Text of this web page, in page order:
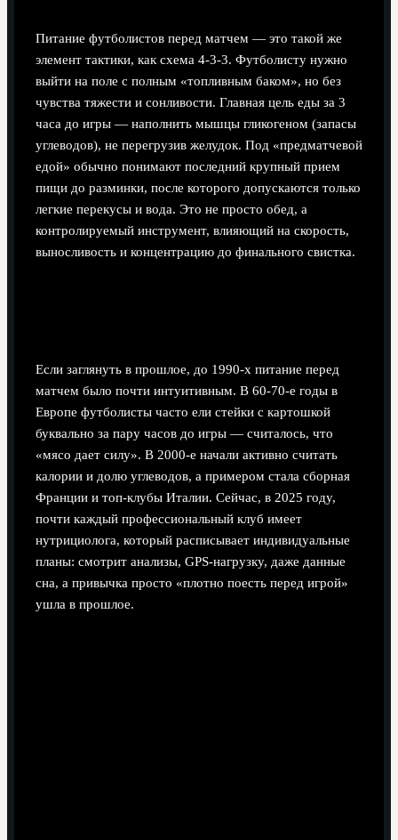
Питание футболистов перед матчем — это такой же
элемент тактики, как схема 4‑3‑3. Футболисту нужно
выйти на поле с полным «топливным баком», но без
чувства тяжести и сонливости. Главная цель еды за 3
часа до игры — наполнить мышцы гликогеном (запасы
углеводов), не перегрузив желудок. Под «предматчевой
едой» обычно понимают последний крупный прием
пищи до разминки, после которого допускаются только
легкие перекусы и вода. Это не просто обед, а
контролируемый инструмент, влияющий на скорость,
выносливость и концентрацию до финального свистка.
Если заглянуть в прошлое, до 1990‑х питание перед
матчем было почти интуитивным. В 60‑70‑е годы в
Европе футболисты часто ели стейки с картошкой
буквально за пару часов до игры — считалось, что
«мясо дает силу». В 2000‑е начали активно считать
калории и долю углеводов, а примером стала сборная
Франции и топ‑клубы Италии. Сейчас, в 2025 году,
почти каждый профессиональный клуб имеет
нутрициолога, который расписывает индивидуальные
планы: смотрит анализы, GPS‑нагрузку, даже данные
сна, а привычка просто «плотно поесть перед игрой»
ушла в прошлое.